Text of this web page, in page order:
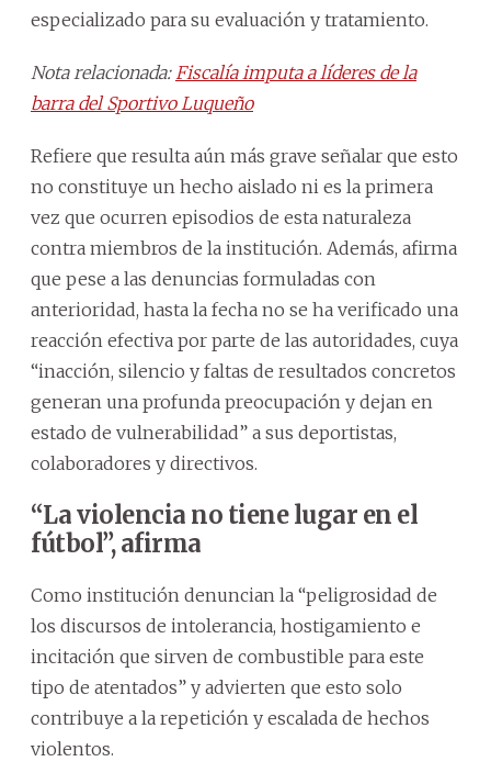
especializado para su evaluación y tratamiento.
Nota relacionada: Fiscalía imputa a líderes de la
barra del Sportivo Luqueño
Refiere que resulta aún más grave señalar que esto
no constituye un hecho aislado ni es la primera
vez que ocurren episodios de esta naturaleza
contra miembros de la institución. Además, afirma
que pese a las denuncias formuladas con
anterioridad, hasta la fecha no se ha verificado una
reacción efectiva por parte de las autoridades, cuya
“inacción, silencio y faltas de resultados concretos
generan una profunda preocupación y dejan en
estado de vulnerabilidad” a sus deportistas,
colaboradores y directivos.
“La violencia no tiene lugar en el
fútbol”, afirma
Como institución denuncian la “peligrosidad de
los discursos de intolerancia, hostigamiento e
incitación que sirven de combustible para este
tipo de atentados” y advierten que esto solo
contribuye a la repetición y escalada de hechos
violentos.